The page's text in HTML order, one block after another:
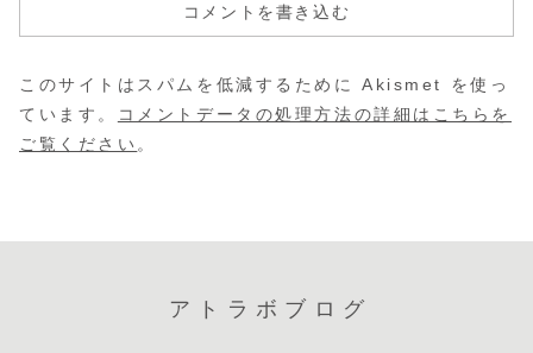
コメントを書き込む
このサイトはスパムを低減するために Akismet を使っ
ています。
コメントデータの処理方法の詳細はこちらを
ご覧ください 。
アトラボブログ